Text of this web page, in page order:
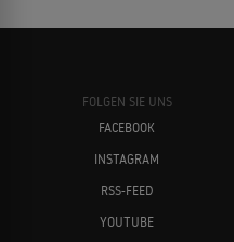
FOLGEN SIE UNS
FACEBOOK
INSTAGRAM
RSS-FEED
YOUTUBE